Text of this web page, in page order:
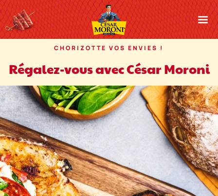
Cesar Moroni
CHORIZOTTE VOS ENVIES !
Régalez-vous avec César Moroni